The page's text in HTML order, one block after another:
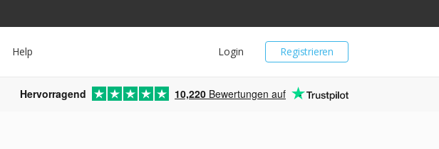
Registrieren
Login
Help
Hervorragend 10,220 Bewertungen auf